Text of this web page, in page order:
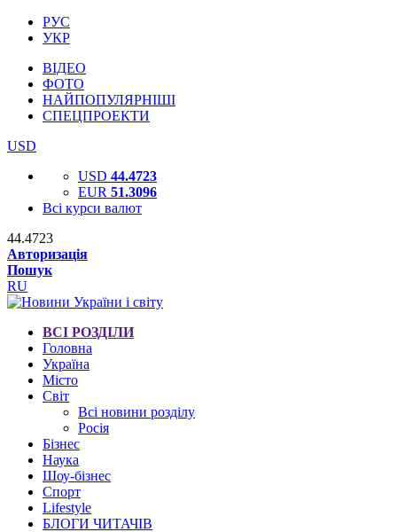
РУС
УКР
ВІДЕО
ФОТО
НАЙПОПУЛЯРНІШІ
СПЕЦПРОЕКТИ
USD
USD 44.4723
EUR 51.3096
Всі курси валют
44.4723
Авторизація
Пошук
RU
ВСІ РОЗДІЛИ
Головна
Україна
Місто
Світ
Всі новини розділу
Росія
Бізнес
Наука
Шоу-бізнес
Спорт
Lifestyle
БЛОГИ ЧИТАЧІВ